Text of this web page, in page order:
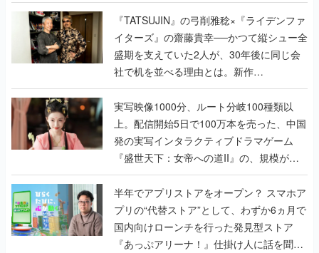
く
『TATSUJIN』の弓削雅稔×『ライデンファ
イターズ』の齋藤貴幸──かつて縦シュー全
盛期を支えていた2人が、30年後に同じ会
社で机を並べる理由とは。新作
『TATSUJIN EXTREME』で初タッグを組
んだレジェンド2人に訊く開発秘話
実写映像1000分、ルート分岐100種類以
上。配信開始5日で100万本を売った、中国
発の実写インタラクティブドラマゲーム
『盛世天下：女帝への道II』の、規模が違
うこだわりをプロデューサーに聞いた
半年でアプリストアをオープン？ スマホア
プリの“代替ストア”として、わずか6ヵ月で
国内向けローンチを行った発見型ストア
『あっぷアリーナ！』仕掛け人に話を聞い